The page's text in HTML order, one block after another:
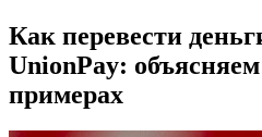
Как перевести
UnionPay:
примерах